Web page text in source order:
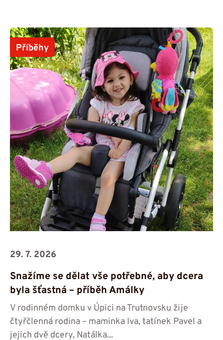
Příběhy
29. 7. 2026
Snažíme se dělat vše potřebné, aby dcera
byla šťastná – příběh Amálky
V rodinném domku v Úpici na Trutnovsku žije
čtyřčlenná rodina – maminka Iva, tatínek Pavel a
jejich dvě dcery, Natálka...